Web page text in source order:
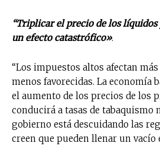
“Triplicar el precio de los líquidos
un efecto catastrófico».
“Los impuestos altos afectan
menos favorecidas. La economía
el aumento de los precios de los
conducirá a tasas de tabaquismo
gobierno está descuidando las
creen que pueden llenar un vacío